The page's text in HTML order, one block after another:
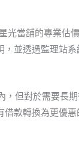
光當舖的專業估
並透過監理站
但對於需要長
款轉換為更優惠